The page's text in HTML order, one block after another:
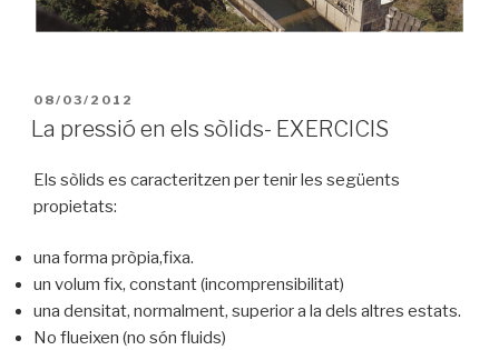
PUBLICAT
A
08/03/2012
La pressió en els sòlids- EXERCICIS
Els sòlids es caracteritzen per tenir les següents
propietats:
una forma pròpia,fixa.
un volum fix, constant (incomprensibilitat)
una densitat, normalment, superior a la dels altres estats.
No flueixen (no són fluids)